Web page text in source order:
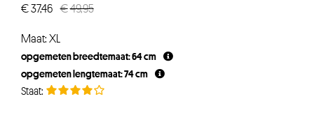
€49,95Oorspronkelijke
€49,95.
€37,46
Huidige
€37,46.
Maat: XL
opgemeten breedtemaat: 64 cm
opgemeten lengtemaat: 74 cm